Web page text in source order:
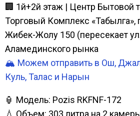
🏢 1й+2й этаж | Центр Бытовой
Торговый Комплекс «Табылга»,
Жибек-Жолу 150 (пересекает
Аламединского рынка
🏔️ Можем отправить в Ош,
Куль, Талас и Нарын
🏮 Модель: Pozis RKFNF-172
💧 Объем: 303 литра на 2